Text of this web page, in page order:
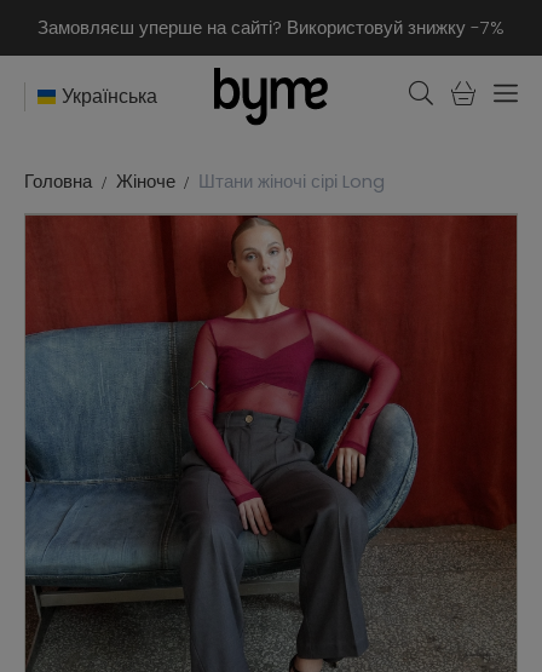
Замовляєш уперше на сайті? Використовуй знижку -7%
Українська
Головна Жіноче Штани жіночі сірі Long